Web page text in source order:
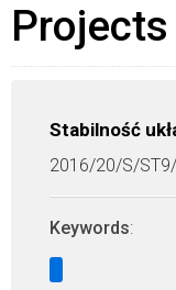
Stabilność
2016/20/S/
Keywords: